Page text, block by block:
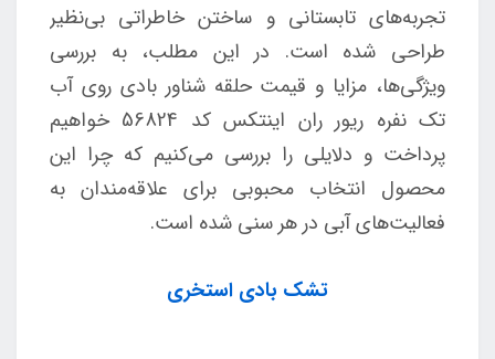
تجربه‌های تابستانی و ساختن خاطراتی بی‌نظیر
طراحی شده است. در این مطلب، به بررسی
ویژگی‌ها، مزایا و قیمت حلقه شناور بادی روی آب
تک نفره ریور ران اینتکس کد 56824 خواهیم
پرداخت و دلایلی را بررسی می‌کنیم که چرا این
محصول انتخاب محبوبی برای علاقه‌مندان به
فعالیت‌های آبی در هر سنی شده است.
تشک بادی استخری